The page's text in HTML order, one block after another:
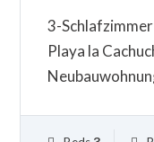
3-
Playa la